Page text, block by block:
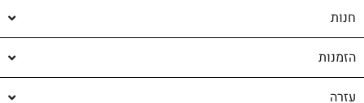
חנות
הזמנות
עזרה